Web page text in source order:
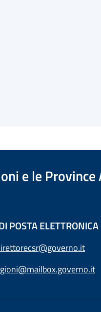
e le
POSTA ELETTRONICA